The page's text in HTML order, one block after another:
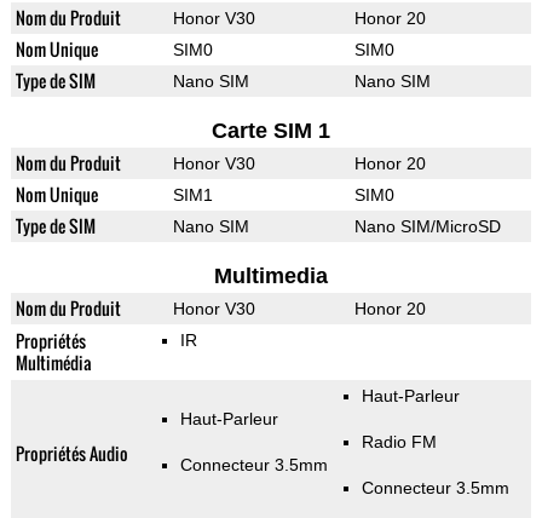
Nom du Produit Honor V30 Honor 20
Nom Unique SIM0 SIM0
Type de SIM Nano SIM Nano SIM
Carte SIM 1
Nom du Produit Honor V30 Honor 20
Nom Unique SIM1 SIM0
Type de SIM Nano SIM Nano SIM/MicroSD
Multimedia
Nom du Produit Honor V30 Honor 20
Propriétés
Multimédia
IR
Propriétés Audio
Haut-Parleur
Connecteur 3.5mm
Haut-Parleur
Radio FM
Connecteur 3.5mm